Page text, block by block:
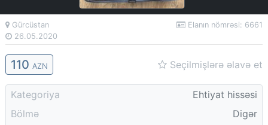
Gürcüstan
26.05.2020
Elanın nömrəsi: 6661
110 AZN Seçilmişlərə əlavə et
Kategoriya
Ehtiyat hissəsi
Bölmə
Digər